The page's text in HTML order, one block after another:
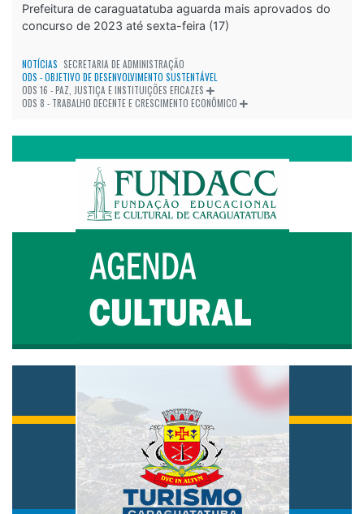
Prefeitura de caraguatatuba aguarda mais aprovados do
concurso de 2023 até sexta-feira (17)
NOTÍCIAS SECRETARIA DE ADMINISTRAÇÃO
ODS - OBJETIVO DE DESENVOLVIMENTO SUSTENTÁVEL
ODS 16 - PAZ, JUSTIÇA E INSTITUIÇÕES EFICAZES
ODS 8 - TRABALHO DECENTE E CRESCIMENTO ECONÔMICO